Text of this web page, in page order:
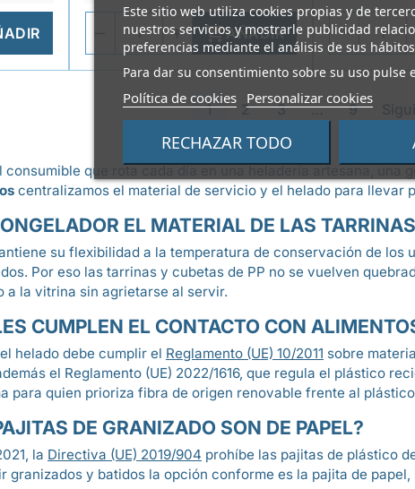
Este sitio web utiliza cookies propias y de
nuestros servicios y mostrarle publicidad
preferencias mediante el análisis de sus
Para dar su consentimiento sobre su uso pulse
Política de cookies Personalizar cookies
RECHAZAR TODO
AÑADIR
1 2 3 … 9
consumible que rota cada día en una heladería artesana,
centralizamos el material de servicio y el helado para llevar
EL MATERIAL DE LAS
su flexibilidad a la temperatura de conservación de
Por eso las tarrinas y cubetas de PP no se vuelven
a la vitrina sin agrietarse al servir.
CUMPLEN EL CONTACTO CON
helado debe cumplir el Reglamento (UE) 10/2011 sobre
el Reglamento (UE) 2022/1616, que regula el plástico
para quien prioriza fibra de origen renovable frente al
DE GRANIZADO SON DE PAPEL?
la Directiva (UE) 2019/904 prohíbe las pajitas de plástico
granizados y batidos la opción conforme es la pajita de